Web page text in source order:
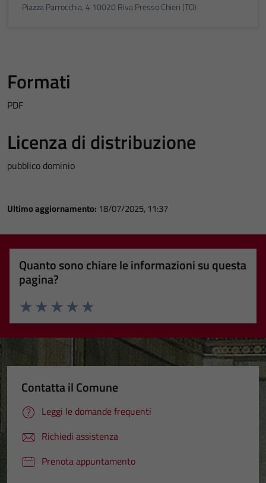
Piazza Parrocchia, 4 10020 Riva Presso Chieri (TO)
Formati
PDF
Licenza di distribuzione
pubblico dominio
Ultimo aggiornamento: 18/07/2025, 11:37
Quanto sono chiare le informazioni su questa
pagina?
Valuta 5 stelle su 5
Valuta 4 stelle su 5
Valuta 3 stelle su 5
Valuta 2 stelle su 5
Valuta 1 stelle su 5
Contatta il Comune
Leggi le domande frequenti
Richiedi assistenza
Prenota appuntamento